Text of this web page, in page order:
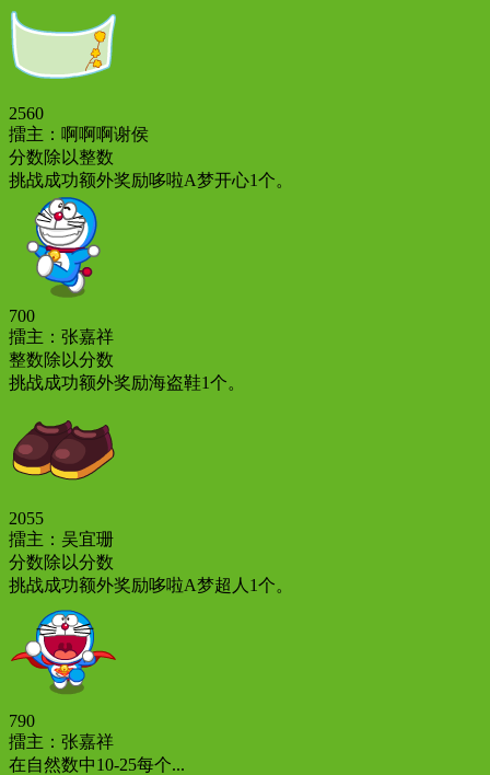
2560
擂主：啊啊啊谢侯
分数除以整数
挑战成功额外奖励哆啦A梦开心1个。
700
擂主：张嘉祥
整数除以分数
挑战成功额外奖励海盗鞋1个。
2055
擂主：吴宜珊
分数除以分数
挑战成功额外奖励哆啦A梦超人1个。
790
擂主：张嘉祥
在自然数中10-25每个...